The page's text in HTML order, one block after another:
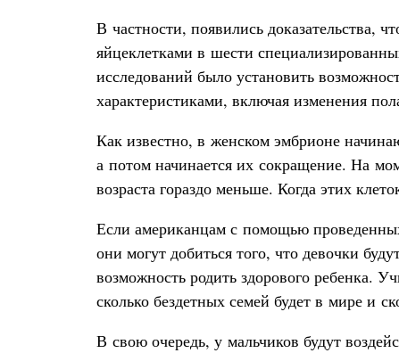
В частности, появились доказательства,
яйцеклетками в шести
исследований было установить
характеристиками, включая изменения
Как известно, в женском эмбрионе
а потом начинается их сокращение. На
возраста гораздо меньше. Когда этих
Если американцам с помощью
они могут добиться того, что девочки
возможность родить здорового ребенка.
сколько бездетных семей будет в мире и
В свою очередь, у мальчиков будут